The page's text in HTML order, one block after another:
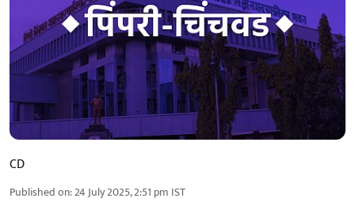
CD
Published on:24 July 2025, 2:51 pm IST